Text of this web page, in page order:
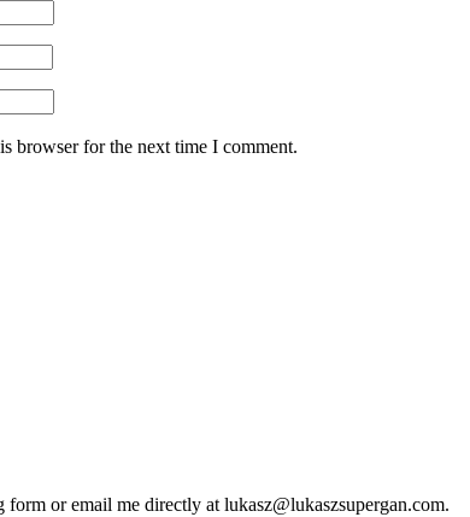
browser for the next time I comment.
or email me directly at lukasz@lukaszsupergan.com.